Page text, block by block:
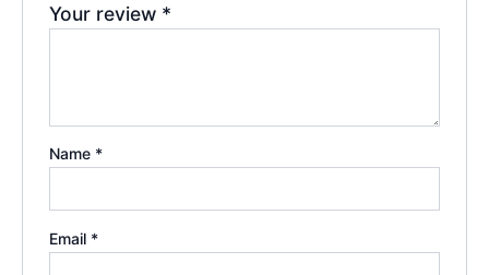
Your review *
Name *
Email *